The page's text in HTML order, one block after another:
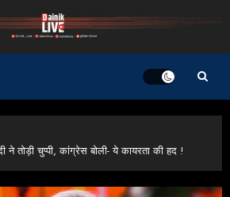
ने तोड़ी चुप्पी, कांग्रेस बोली- ये कायरता की हद !